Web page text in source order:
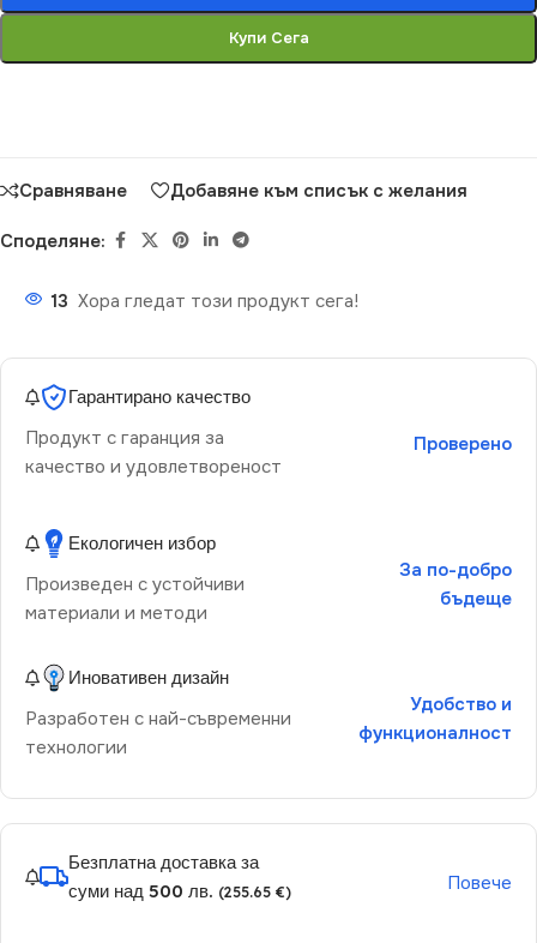
Купи Сега
Сравняване Добавяне към списък с желания
Споделяне:
13 Хора гледат този продукт сега!
Гарантирано качество
Продукт с гаранция за
качество и удовлетвореност
Проверено
Екологичен избор
Произведен с устойчиви
материали и методи
За по-добро
бъдеще
Иновативен дизайн
Разработен с най-съвременни
технологии
Удобство и
функционалност
Безплатна доставка за
суми над 500 лв. (255.65 €) Повече